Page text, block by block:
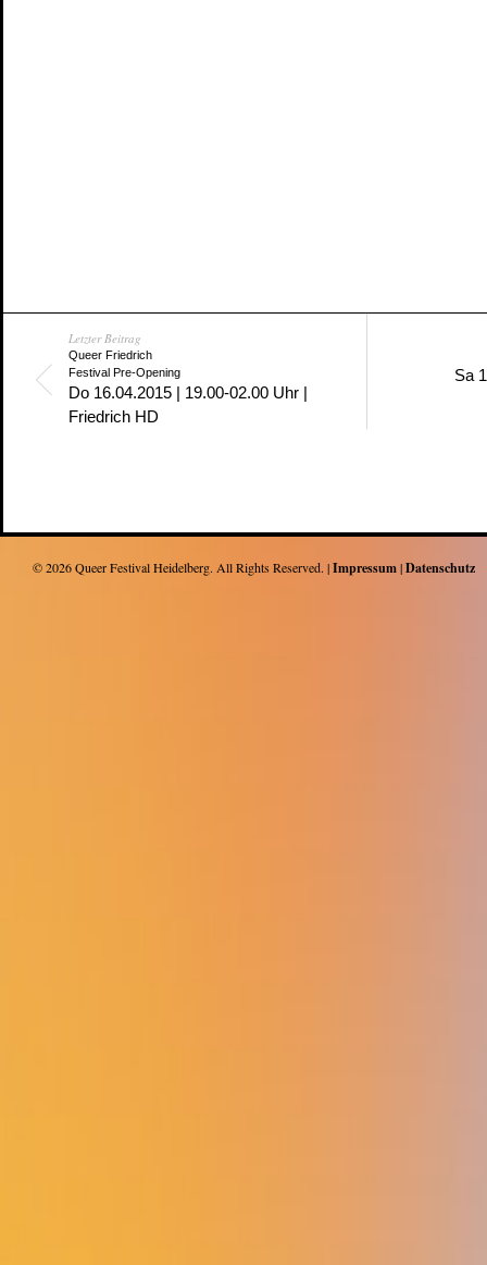
Letzter Beitrag
Queer Friedrich
Festival Pre-Opening
Do 16.04.2015 | 19.00-02.00 Uhr |
Friedrich HD
Sa
© 2026Queer Festival Heidelberg. All Rights Reserved. |Impressum|Datenschutz